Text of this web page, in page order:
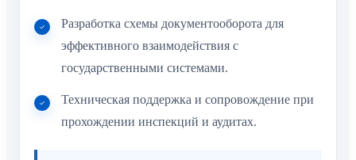
Разработка схемы документооборота для
эффективного взаимодействия с
государственными системами.
Техническая поддержка и сопровождение при
прохождении инспекций и аудитах.